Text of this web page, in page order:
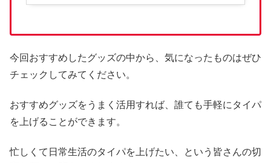
今回おすすめしたグッズの中から、気になったものはぜひ
チェックしてみてください。
おすすめグッズをうまく活用すれば、誰ても手軽にタイパ
を上げることができます。
忙しくて日常生活のタイパを上げたい、という皆さんの切